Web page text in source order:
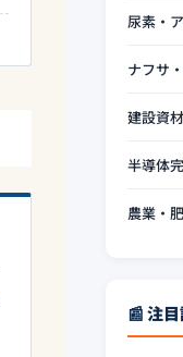
尿素・
ナフサ
建設資
半導体
農業・
📰 注